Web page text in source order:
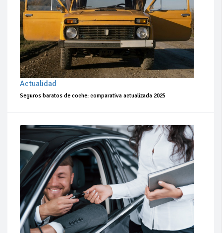
Actualidad
Seguros baratos de coche: comparativa actualizada 2025